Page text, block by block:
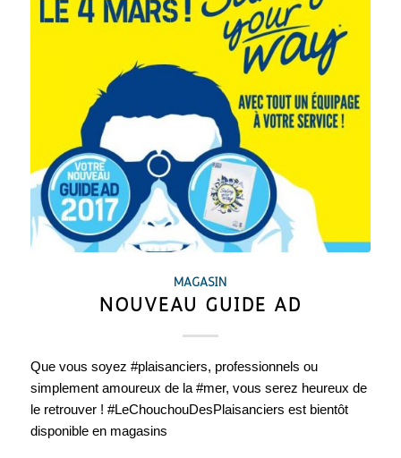
MAGASIN
NOUVEAU GUIDE AD
Que vous soyez #plaisanciers, professionnels ou
simplement amoureux de la #mer, vous serez heureux de
le retrouver ! #LeChouchouDesPlaisanciers est bientôt
disponible en magasins